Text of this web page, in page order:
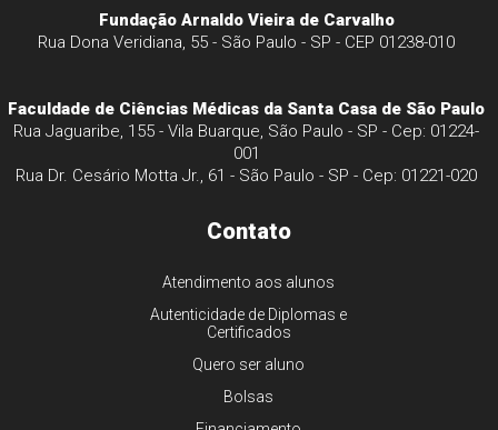
Fundação Arnaldo Vieira de Carvalho
Rua Dona Veridiana, 55 - São Paulo - SP - CEP 01238-010
Faculdade de Ciências Médicas da Santa Casa de São Paulo
Rua Jaguaribe, 155 - Vila Buarque, São Paulo - SP - Cep: 01224-
001
Rua Dr. Cesário Motta Jr., 61 - São Paulo - SP - Cep: 01221-020
Contato
Atendimento aos alunos
Autenticidade de Diplomas e
Certificados
Quero ser aluno
Bolsas